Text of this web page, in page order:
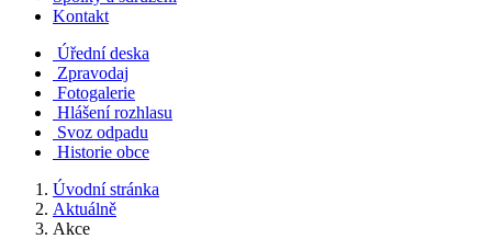
Kontakt
Úřední deska
Zpravodaj
Fotogalerie
Hlášení rozhlasu
Svoz odpadu
Historie obce
Úvodní stránka
Aktuálně
Akce